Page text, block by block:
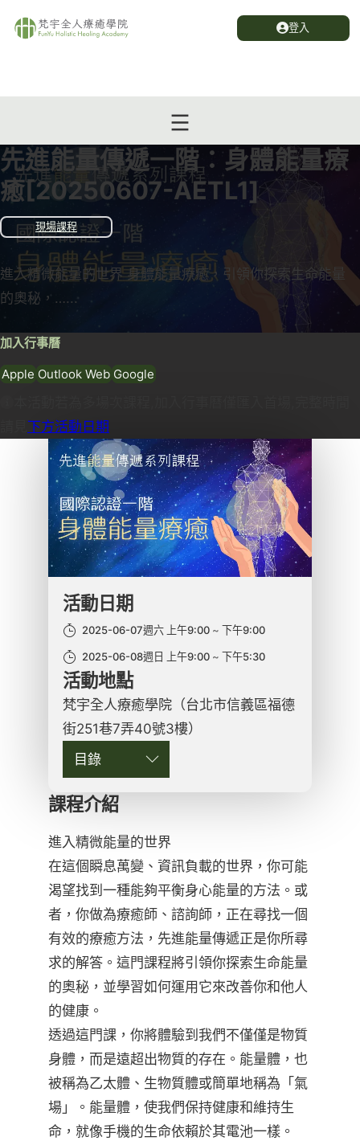
登入
先進能量傳遞一階：身體能量療
癒[20250607-AETL1]
現場課程
進入精微能量的世界 身體能量療癒，引領你探索生命能量
的奧秘，…...
加入行事曆
Apple Outlook Web Google
下方活動日期
課程介紹
進入精微能量的世界
在這個瞬息萬變、資訊負載的世界，你可能
渴望找到一種能夠平衡身心能量的方法。或
者，你做為療癒師、諮詢師，正在尋找一個
有效的療癒方法，先進能量傳遞正是你所尋
求的解答。這門課程將引領你探索生命能量
的奧秘，並學習如何運用它來改善你和他人
的健康。
透過這門課，你將體驗到我們不僅僅是物質
身體，而是遠超出物質的存在。能量體，也
被稱為乙太體、生物質體或簡單地稱為「氣
場」。能量體，使我們保持健康和維持生
命，就像手機的生命依賴於其電池一樣。
活動日期
2025-06-07週六 上午9:00 下午9:00
2025-06-08週日 上午9:00 下午5:30
活動地點
梵宇全人療癒學院（台北市信義區福德
街251巷7弄40號3樓）
目錄